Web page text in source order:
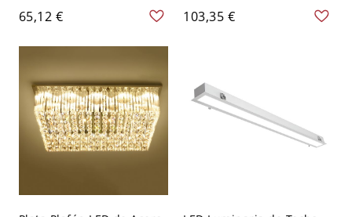
acrílica para un ambiente
hogareño brillante - 110 A
120 V 59,69 cm Rectángulo
65,12 €
rectangular en estilo
moderno con pantalla
103,35 €